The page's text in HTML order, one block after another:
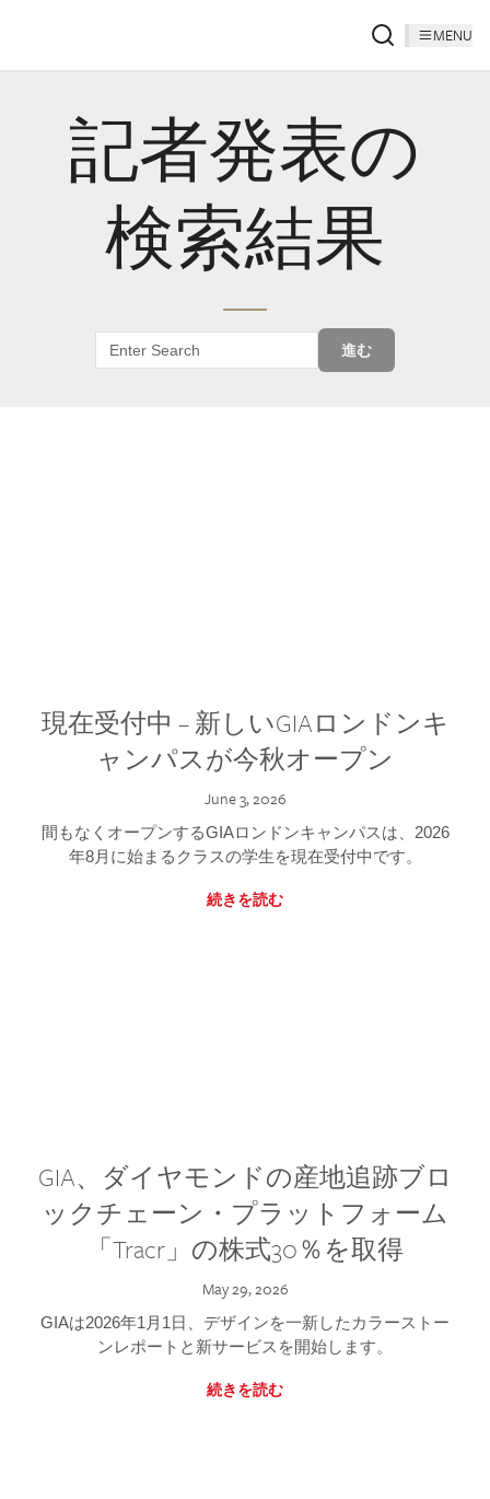
MENU
記者発表の
検索結果
進む
現在受付中 – 新しいGIAロンドンキ
ャンパスが今秋オープン
June 3, 2026
間もなくオープンするGIAロンドンキャンパスは、2026
年8月に始まるクラスの学生を現在受付中です。
続きを読む
GIA、ダイヤモンドの産地追跡ブロ
ックチェーン・プラットフォーム
「Tracr」の株式30％を取得
May 29, 2026
GIAは2026年1月1日、デザインを一新したカラーストー
ンレポートと新サービスを開始します。
続きを読む